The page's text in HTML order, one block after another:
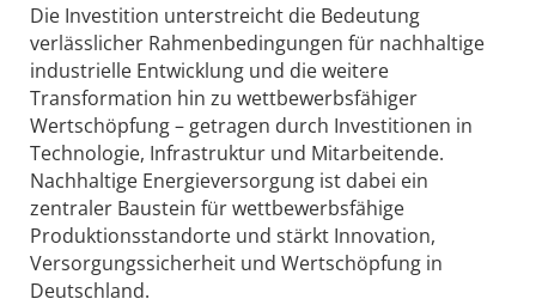
Die Investition unterstreicht die Bedeutung
verlässlicher Rahmenbedingungen für nachhaltige
industrielle Entwicklung und die weitere
Transformation hin zu wettbewerbsfähiger
Wertschöpfung – getragen durch Investitionen in
Technologie, Infrastruktur und Mitarbeitende.
Nachhaltige Energieversorgung ist dabei ein
zentraler Baustein für wettbewerbsfähige
Produktionsstandorte und stärkt Innovation,
Versorgungssicherheit und Wertschöpfung in
Deutschland.